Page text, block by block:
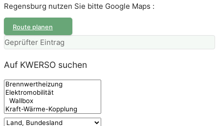
Regensburg nutzen Sie bitte Google Maps :
Route planen
Geprüfter Eintrag
Auf KWERSO suchen